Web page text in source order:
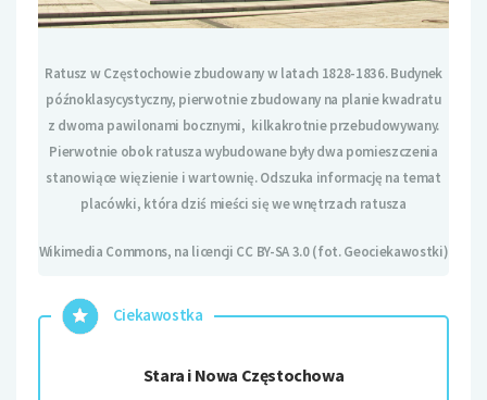
Ratusz w Częstochowie zbudowany w latach 1828-1836. Budynek
późnoklasycystyczny, pierwotnie zbudowany na planie kwadratu
z dwoma pawilonami bocznymi, kilkakrotnie przebudowywany.
Pierwotnie obok ratusza wybudowane były dwa pomieszczenia
stanowiące więzienie i wartownię. Odszuka informację na temat
placówki, która dziś mieści się we wnętrzach ratusza
Wikimedia Commons, na licencji CC BY-SA 3.0 (fot. Geociekawostki)
Ciekawostka
Stara i Nowa Częstochowa